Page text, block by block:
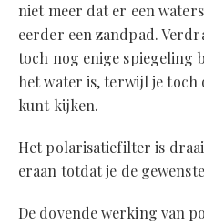
niet meer dat er een
eerder een zandpad.
toch nog enige spiegeling
het water is, terwijl je toch
kunt kijken.
Het polarisatiefilter is
eraan totdat je de
De dovende werking van